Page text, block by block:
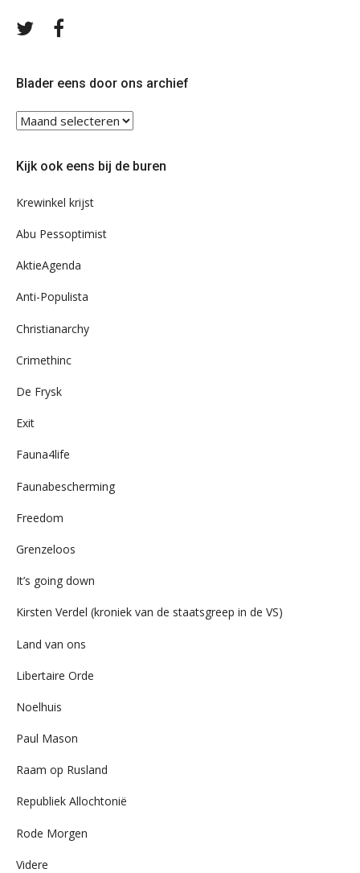
Volg
Blader eens door ons archief
Blader
eens
ons
Kijk ook eens bij de buren
Krewinkel krijst
Abu Pessoptimist
AktieAgenda
Anti-Populista
Christianarchy
Crimethinc
De Frysk
Exit
Fauna4life
Faunabescherming
Freedom
Grenzeloos
It’s going down
Kirsten Verdel (kroniek van de staatsgreep in de VS)
Land van ons
Libertaire Orde
Noelhuis
Paul Mason
Raam op Rusland
Republiek Allochtonië
Rode Morgen
Videre